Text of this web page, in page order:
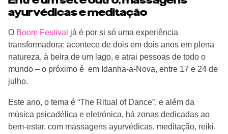
ayurvédicas e meditação
O Boom Festival já é por si só uma experiência
transformadora: acontece de dois em dois anos em plena
natureza, à beira de um lago, e atrai pessoas de todo o
mundo – o próximo é em Idanha-a-Nova, entre 17 e 24 de
julho.
Este ano, o tema é “The Ritual of Dance”, e além da
música psicadélica e eletrónica, há zonas dedicadas ao
bem-estar, com massagens ayurvédicas, meditação, reiki,